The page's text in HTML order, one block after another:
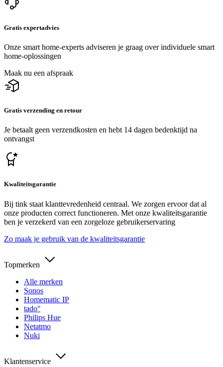
Gratis expertadvies
Onze smart home-experts adviseren je graag over individuele smart
home-oplossingen
Maak nu een afspraak
Gratis verzending en retour
Je betaalt geen verzendkosten en hebt 14 dagen bedenktijd na
ontvangst
Kwaliteitsgarantie
Bij tink staat klanttevredenheid centraal. We zorgen ervoor dat al
onze producten correct functioneren. Met onze kwaliteitsgarantie
ben je verzekerd van een zorgeloze gebruikerservaring
Zo maak je gebruik van de kwaliteitsgarantie
Topmerken
Alle merken
Sonos
Homematic IP
tado°
Philips Hue
Netatmo
Nuki
Klantenservice